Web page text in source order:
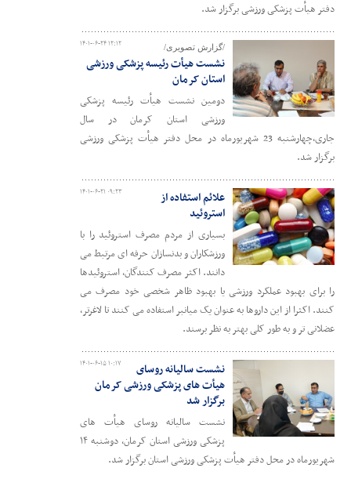
دفتر هیأت پزشکی ورزشی برگزار شد.
۱۴۰۱-۰۶-۲۴ ۱۲:۱۲ /گزارش تصویری/
نشست هیأت رئیسه پزشکی ورزشی
استان کرمان
دومین نشست هیأت رئیسه پزشکی
ورزشی استان کرمان در سال
جاری،چهارشنبه 23 شهریورماه در محل دفتر هیأت پزشکی ورزشی
برگزار شد.
۱۴۰۱-۰۶-۲۱ ۰۹:۲۳
علائم استفاده از
استروئید
بسیاری از مردم مصرف استروئید را با
ورزشکاران و بدنسازان حرفه ای مرتبط می
دانند. اکثر مصرف کنندگان، استروئیدها
را برای بهبود عملکرد ورزشی یا بهبود ظاهر شخصی خود مصرف می
کنند. اکثرا از این داروها به عنوان یک میانبر استفاده می کنند تا لاغرتر،
عضلانی تر و به طور کلی بهتر به نظر برسند.
۱۴۰۱-۰۶-۱۵ ۱۰:۱۷
نشست سالیانه روسای
هیأت های پزشکی ورزشی کرمان
برگزار شد
نشست سالیانه روسای هیأت های
پزشکی ورزشی استان کرمان، دوشنبه ۱۴
شهریورماه در محل دفتر هیأت پزشکی ورزشی استان برگزار شد.